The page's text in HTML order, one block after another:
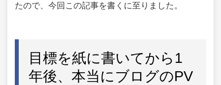
たので、今回この記事を書くに至りました。
目標を紙に書いてから1
年後、本当にブログのPV